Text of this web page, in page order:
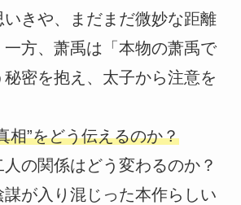
きや、まだまだ微妙な距離
方、萧禹は「本物の萧禹で
密を抱え、太子から注意を
相”をどう伝えるのか？
の関係はどう変わるのか？
謀が入り混じった本作らしい